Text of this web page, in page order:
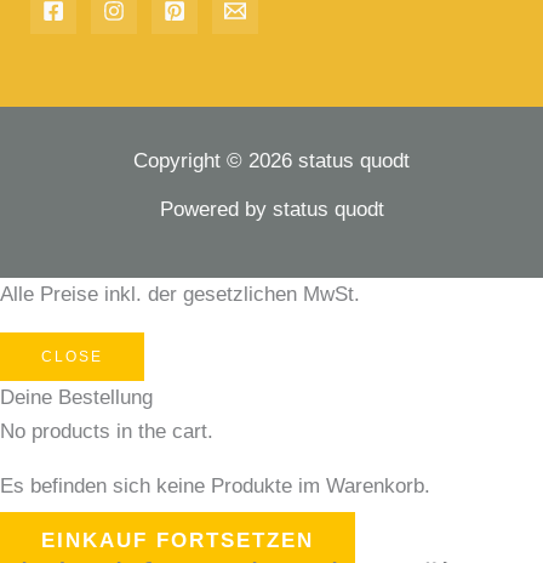
Copyright © 2026 status quodt
Powered by status quodt
Alle Preise inkl. der gesetzlichen MwSt.
CLOSE
Deine Bestellung
No products in the cart.
Es befinden sich keine Produkte im Warenkorb.
EINKAUF FORTSETZEN